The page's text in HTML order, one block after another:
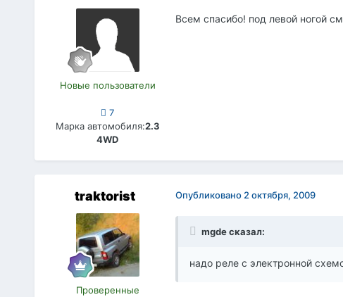
Новые пользователи
7
Марка автомобиля:2.3
4WD
Всем спасибо! под левой ногой
traktorist
Проверенные
Опубликовано 2 октября, 2009
mgde сказал:
надо реле с электронной